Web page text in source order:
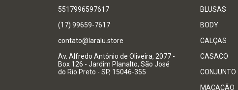
5517996597617
(17) 99659-7617
contato@laralu.store
Av. Alfredo Antônio de Oliveira, 2077 -
Box 126 - Jardim Planalto, São José
do Rio Preto - SP, 15046-355
BLUSAS
BODY
CALÇAS
CASACO
CONJUNTO
MACACÃO